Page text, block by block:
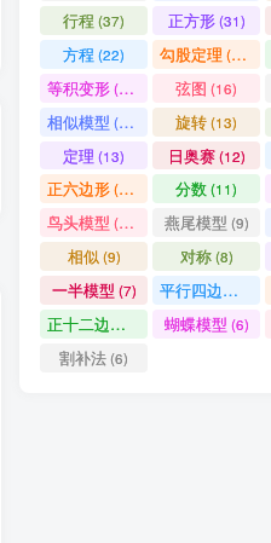
几何全等模型手册
行程 (37) 正方形(31)
方程 (22) 勾股定理 (19)
等积变形(18) 弦图 (16)
相似模型 (14) 旋转(13)
定理 (13) 日奥赛(12)
正六边形(11) 分数(11)
鸟头模型 (10) 燕尾模型 (9)
相似 (9) 对称(8)
一半模型 (7) 平行四边形
正十二边形 蝴蝶模型 (6)
割补法(6)